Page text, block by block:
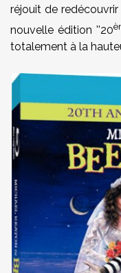
réjouit de
nouvelle édition ''20
totalement à la